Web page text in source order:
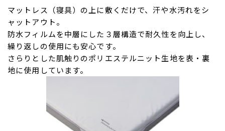
マットレス（寝具）の上に敷くだけで、汗や水汚れをシ
ャットアウト。
防水フィルムを中層にした３層構造で耐久性を向上し、
繰り返しの使用にも安心です。
さらりとした肌触りのポリエステルニット生地を表・裏
地に使用しています。